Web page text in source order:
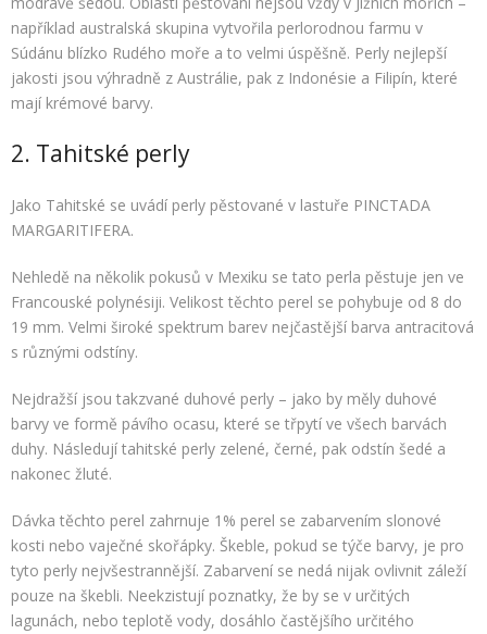
například australská skupina vytvořila perlorodnou farmu v
Súdánu blízko Rudého moře a to velmi úspěšně. Perly nejlepší
jakosti jsou výhradně z Austrálie, pak z Indonésie a Filipín, které
mají krémové barvy.
2. Tahitské perly
Jako Tahitské se uvádí perly pěstované v lastuře PINCTADA
MARGARITIFERA.
Nehledě na několik pokusů v Mexiku se tato perla pěstuje jen ve
Francouské polynésiji. Velikost těchto perel se pohybuje od 8 do
19 mm. Velmi široké spektrum barev nejčastější barva antracitová
s různými odstíny.
Nejdražší jsou takzvané duhové perly – jako by měly duhové
barvy ve formě pávího ocasu, které se třpytí ve všech barvách
duhy. Následují tahitské perly zelené, černé, pak odstín šedé a
nakonec žluté.
Dávka těchto perel zahrnuje 1% perel se zabarvením slonové
kosti nebo vaječné skořápky. Škeble, pokud se týče barvy, je pro
tyto perly nejvšestrannější. Zabarvení se nedá nijak ovlivnit záleží
pouze na škebli. Neekzistují poznatky, že by se v určitých
lagunách, nebo teplotě vody, dosáhlo častějšího určitého